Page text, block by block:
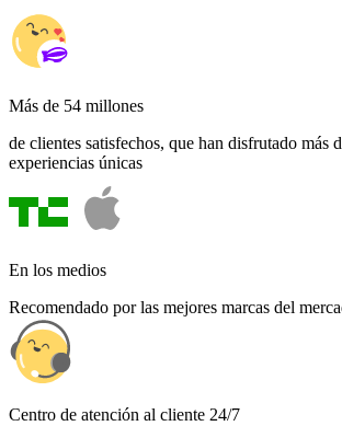
Más de 54 millones
de clientes satisfechos, que han disfrutado más
experiencias únicas
En los medios
Recomendado por las mejores marcas del
Centro de atención al cliente 24/7